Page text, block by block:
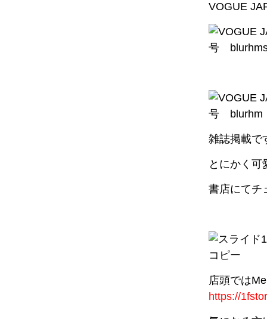
VOGUE
雑誌掲載で
とにかく可
書店にてチ
店頭では
https://